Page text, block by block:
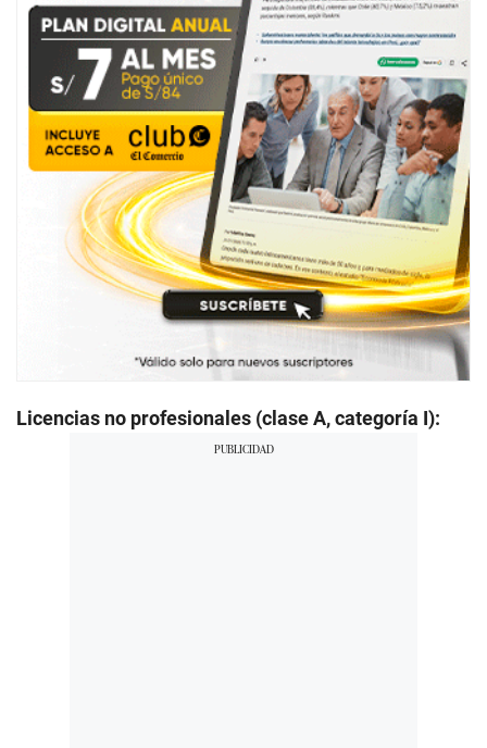
Licencias no profesionales (clase A, categoría I):